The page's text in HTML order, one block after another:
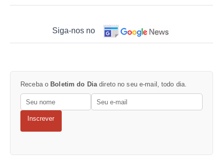
Siga-nos no
Receba o Boletim do Dia direto no seu e-mail, todo dia.
Inscrever